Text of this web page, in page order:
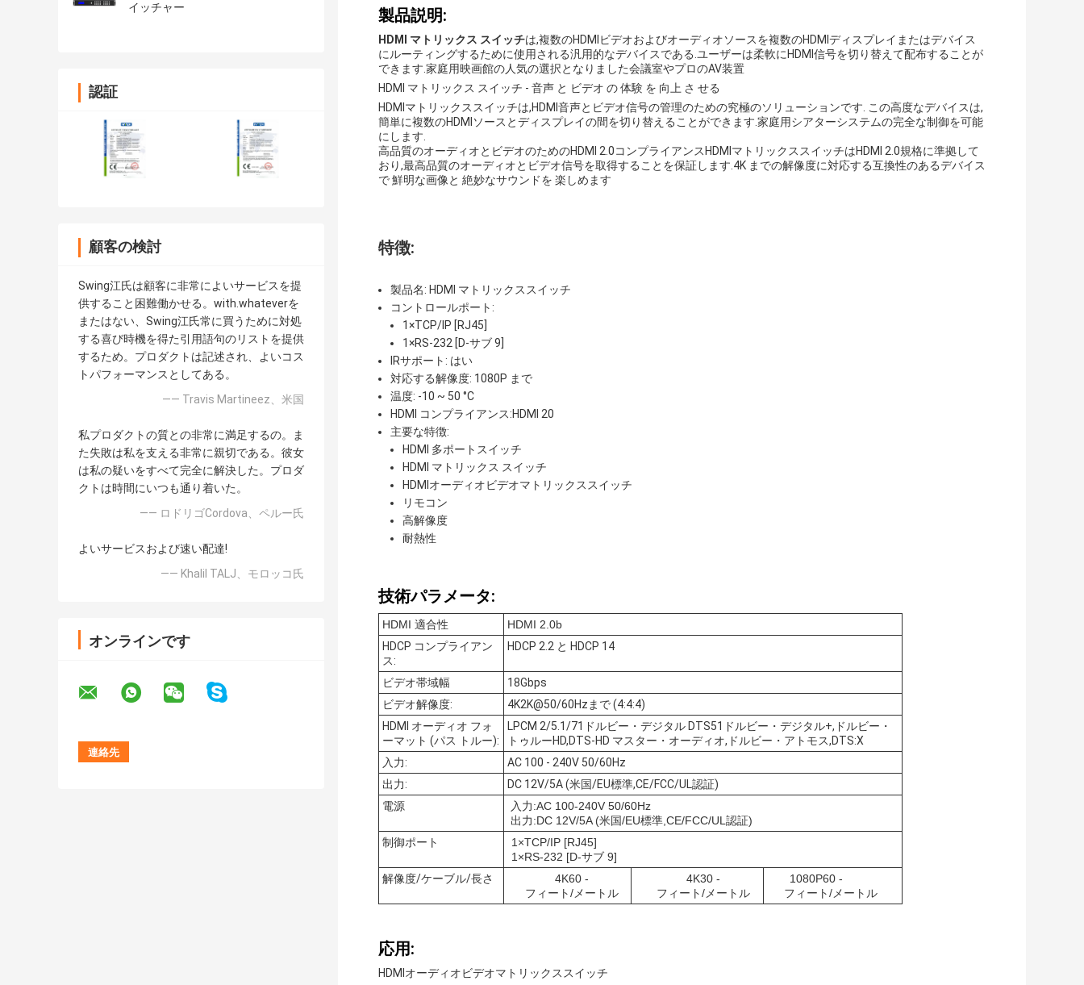
イッチャー
認証
顧客の検討
Swing江氏は顧客に非常によいサービスを提
供すること困難働かせる。with.whateverを
またはない、Swing江氏常に買うために対処
する喜び時機を得た引用語句のリストを提供
するため。プロダクトは記述され、よいコス
トパフォーマンスとしてある。
—— Travis Martineez、米国
私プロダクトの質との非常に満足するの。ま
た失敗は私を支える非常に親切である。彼女
は私の疑いをすべて完全に解決した。プロダ
クトは時間にいつも通り着いた。
—— ロドリゴCordova、ペルー氏
よいサービスおよび速い配達!
—— Khalil TALJ、モロッコ氏
オンラインです
製品説明:
HDMI マトリックス スイッチは,複数のHDMIビデオおよびオーディオソースを複数のHDMIディスプレイまたはデバイス
にルーティングするために使用される汎用的なデバイスである.ユーザーは柔軟にHDMI信号を切り替えて配布することが
できます.家庭用映画館の人気の選択となりました会議室やプロのAV装置
HDMI マトリックス スイッチ - 音声 と ビデオ の 体験 を 向上 さ せる
HDMIマトリックススイッチは,HDMI音声とビデオ信号の管理のための究極のソリューションです. この高度なデバイスは,
簡単に複数のHDMIソースとディスプレイの間を切り替えることができます.家庭用シアターシステムの完全な制御を可能
にします.
高品質のオーディオとビデオのためのHDMI 2.0コンプライアンスHDMIマトリックススイッチはHDMI 2.0規格に準拠して
おり,最高品質のオーディオとビデオ信号を取得することを保証します.4K までの解像度に対応する互換性のあるデバイス
で 鮮明な画像と 絶妙なサウンドを 楽しめます
特徴:
製品名: HDMI マトリックススイッチ
コントロールポート:
1×TCP/IP [RJ45]
1×RS-232 [D-サブ 9]
IRサポート: はい
対応する解像度: 1080P まで
温度: -10 ~ 50 °C
HDMI コンプライアンス:HDMI 20
主要な特徴:
HDMI 多ポートスイッチ
HDMI マトリックス スイッチ
HDMIオーディオビデオマトリックススイッチ
リモコン
高解像度
耐熱性
技術パラメータ:
HDMI 適合性
HDMI 2.0b
HDCP コンプライアン
ス:
HDCP 2.2 と HDCP 14
ビデオ帯域幅
18Gbps
ビデオ解像度:
4K2K@50/60Hzまで (4:4:4)
HDMI オーディオ フォ
ーマット (パス トルー):
LPCM 2/5.1/71ドルビー・デジタル DTS51ドルビー・デジタル+,ドルビー・
トゥルーHD,DTS-HD マスター・オーディオ,ドルビー・アトモス,DTS:X
入力:
AC 100 - 240V 50/60Hz
出力:
DC 12V/5A (米国/EU標準,CE/FCC/UL認証)
電源
入力:AC 100-240V 50/60Hz
出力:DC 12V/5A (米国/EU標準,CE/FCC/UL認証)
制御ポート
1×TCP/IP [RJ45]
1×RS-232 [D-サブ 9]
解像度/ケーブル/長さ
4K60 -
フィート/メートル
4K30 -
フィート/メートル
1080P60 -
フィート/メートル
応用:
HDMIオーディオビデオマトリックススイッチ